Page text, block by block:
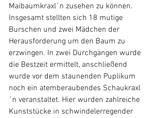
Maibaumkraxl´n zusehen zu können.
Insgesamt stellten sich 18 mutige
Burschen und zwei Mädchen der
Herausforderung um den Baum zu
erzwingen. In zwei Durchgängen wurde
die Bestzeit ermittelt, anschließend
wurde vor dem staunenden Puplikum
noch ein atemberaubendes Schaukraxl
´n veranstaltet. Hier wurden zahlreiche
Kunststücke in schwindelerregender